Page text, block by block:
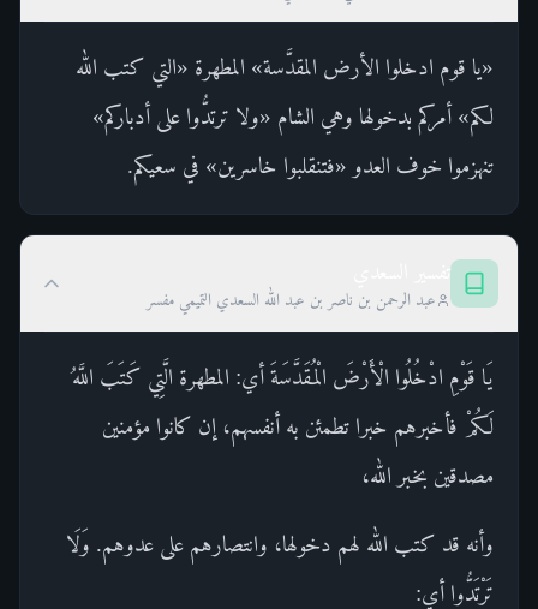
«يا قوم ادخلوا الأرض المقدَّسة» المطهرة «التي كتب الله
لكم» أمركم بدخولها وهي الشام «ولا ترتدُّوا على أدباركم»
تنهزموا خوف العدو «فتنقلبوا خاسرين» في سعيكم.
عبد الرحمن بن ناصر بن عبد الله السعدي التميمي مفسر
يَا قَوْمِ ادْخُلُوا الْأَرْضَ الْمُقَدَّسَةَ أي: المطهرة الَّتِي كَتَبَ اللَّهُ
لَكُمْ فأخبرهم خبرا تطمئن به أنفسهم، إن كانوا مؤمنين
مصدقين بخبر الله،
وأنه قد كتب الله لهم دخولها، وانتصارهم على عدوهم. وَلَا
تَرْتَدُّوا أي: